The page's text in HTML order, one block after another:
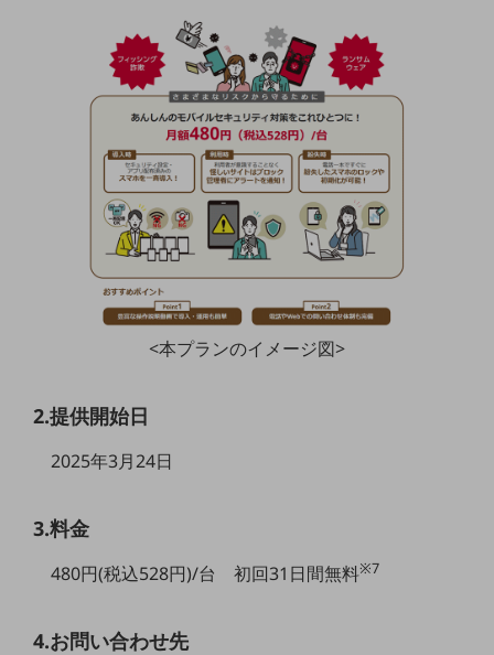
地域共創・地方創生
顧客体験（CX）改善
自動化・省電化
自治体
一次産業
<本プランのイメージ図>
2.提供開始日
2025年3月24日
3.料金
480円(税込528円)/台 初回31日間無料※7
4.お問い合わせ先